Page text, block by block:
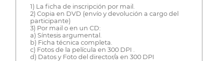
1) La ficha de inscripción por mail.
2) Copia en DVD (envío y devolución a cargo del
participante)
3) Por mail o en un CD:
a) Síntesis argumental.
b) Ficha técnica completa.
c) Fotos de la película en 300 DPI .
d) Datos y Foto del director/a en 300 DPI